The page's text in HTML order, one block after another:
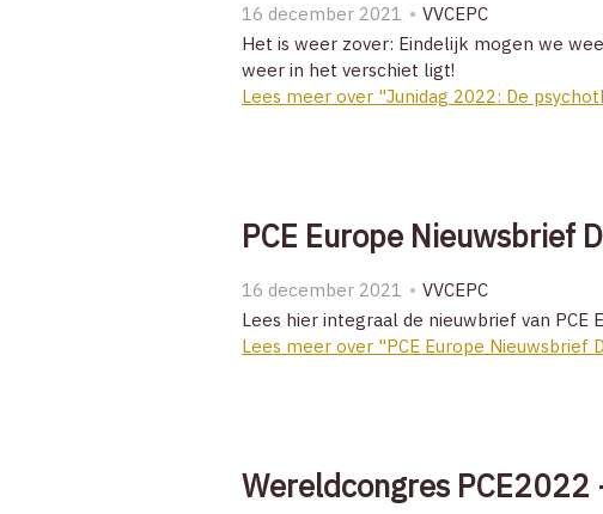
16 december 2021
VVCEPC
Het is weer zover: Eindelijk mogen we
weer in het verschiet ligt!
Lees meer over "Junidag 2022: De
PCE Europe Nieuwsbrief
16 december 2021
VVCEPC
Lees hier integraal de nieuwbrief van PCE
Lees meer over "PCE Europe Nieuwsbrief
Wereldcongres